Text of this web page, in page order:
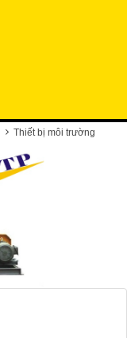
Thiết bị môi trường